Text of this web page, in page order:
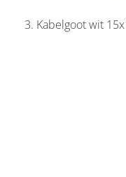
3. Kabelgoot wit